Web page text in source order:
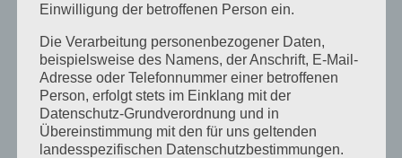
März 2025
Februar 2025
Januar 2025
Dezember 2024
September 2024
Einwilligung der betroffenen Person ein.
Die Verarbeitung personenbezogener Daten,
beispielsweise des Namens, der Anschrift, E-Mail-
Adresse oder Telefonnummer einer betroffenen
Person, erfolgt stets im Einklang mit der
Datenschutz-Grundverordnung und in
Übereinstimmung mit den für uns geltenden
landesspezifischen Datenschutzbestimmungen.